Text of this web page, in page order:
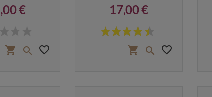
€
shopping_cart  favorite_border
Prix
17,00 €
shopping_cart  favorite_border